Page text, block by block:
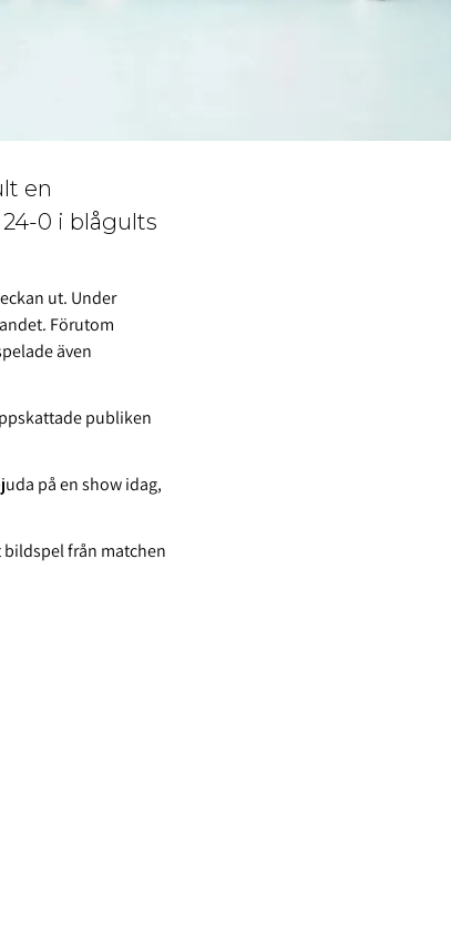
en
0 i blågults
ut. Under
Förutom
även
publiken
på en show idag,
bildspel från matchen